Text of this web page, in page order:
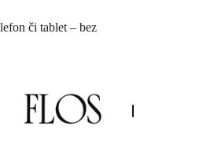
či tablet – bez